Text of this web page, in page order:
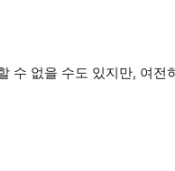
수 없을 수도 있지만, 여전